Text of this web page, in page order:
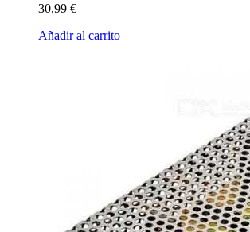
30,99 €
Añadir al carrito